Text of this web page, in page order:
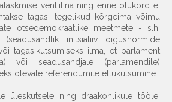
ventiilina ning enne olukord ei
tagasi tegelikud kõrgeima võimu
otsedemokraatlike meetmete - s.h.
(seadusandlik initsiatiiv õigusnormide
tagasikutsumiseks ilma, et parlament
või seadusandjale (parlamendile)
olevate referendumite ellukutsumine.
üleskutsele ning draakonlikule tööle,